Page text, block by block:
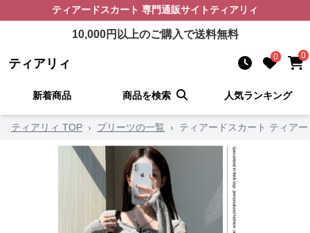
ティアードスカート 専門通販サイト ティアリィ
10,000円以上のご購入で送料無料
ティアリィ 0 0
新着商品 商品を検索 人気ランキング
ティアリィ TOP › プリーツの一覧 › ティアードスカート ティア